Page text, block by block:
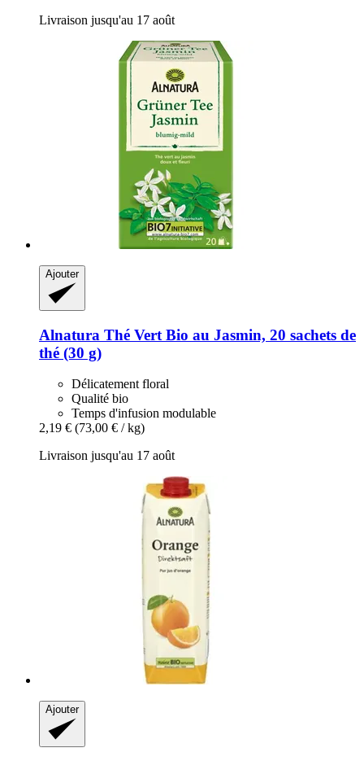
Livraison jusqu'au 17 août
Ajouter
Alnatura Thé Vert Bio au Jasmin, 20 sachets de
thé (30 g)
Délicatement floral
Qualité bio
Temps d'infusion modulable
2,19 € (73,00 € / kg)
Livraison jusqu'au 17 août
Ajouter